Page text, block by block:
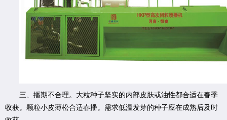
三、播期不合理。大粒种子坚实的内部皮肤或油性都合适在春季
收获。颗粒小皮薄松合适春播。需求低温发芽的种子应在成熟后及时